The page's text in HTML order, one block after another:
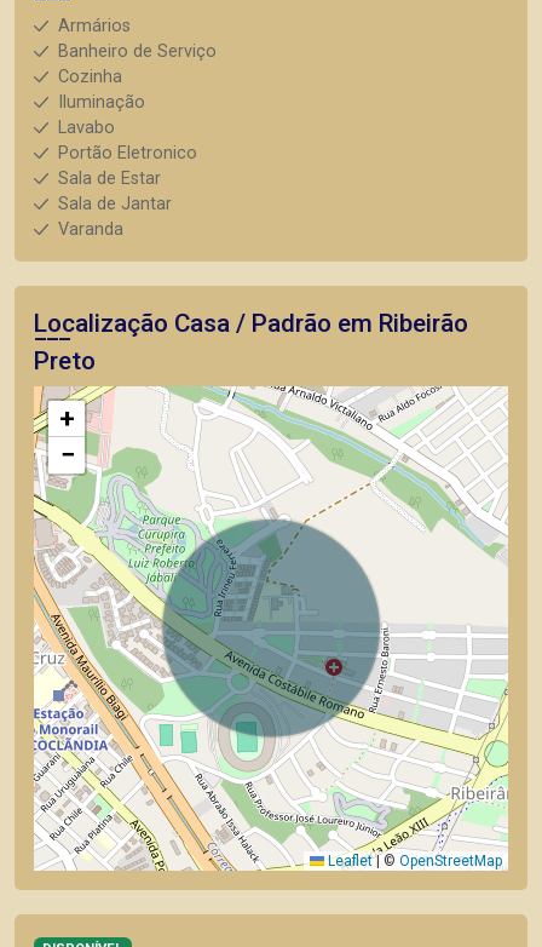
Armários
Banheiro de Serviço
Cozinha
Iluminação
Lavabo
Portão Eletronico
Sala de Estar
Sala de Jantar
Varanda
Localização Casa / Padrão em Ribeirão
Preto
+
−
Leaflet | © OpenStreetMap